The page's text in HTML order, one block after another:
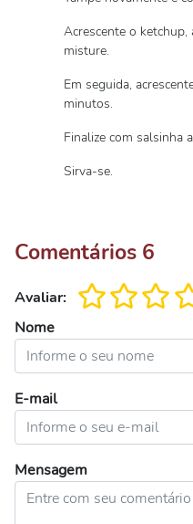
Acrescente o
misture.
Em seguida,
minutos.
Finalize com salsinha
Sirva-se.
Comentários 6
Avaliar:
Nome
E-mail
Mensagem